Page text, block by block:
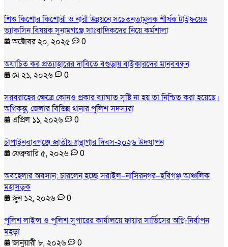
শিশু কিশোর কিশোরী ও নারী উন্নয়নে সচেতনতামূলক শীর্ষক টাইফয়েড
ভ্যাকসিন বিষয়ক সুনামগঞ্জে সাংবাদিকদের নিয়ে কর্মশালা
অক্টোবর ২০, ২০২৫
0
অযাচিত কর প্রত্যাহারের দাবিতে বগুড়ায় বাইকারদের মানববন্ধন
মে ২১, ২০২৬
0
সরবরাহের ক্ষেত্রে কোনও প্রকার ব্যাঘাত সৃষ্টি না হয় তা নিশ্চিত করা হয়েছে।
অধিকন্তু, জেলার বিভিন্ন থানার পুলিশ সদস্যরা
এপ্রিল ১১, ২০২৬
0
চাঁপাইনবাবগঞ্জে জাতীয় গ্রন্থাগার দিবস-২০২৬ উদযাপন
ফেব্রুয়ারি ৫, ২০২৬
0
অবহেলার অবসান: চারলেন হচ্ছে সরাইল–নাসিরনগর–হবিগঞ্জ আঞ্চলিক
মহাসড়ক
জুন ১২, ২০২৬
0
পুলিশ লাইন্স ও পুলিশ সুপারের কার্যালয়ে ফায়ার সার্ভিসের অগ্নি-নির্বাপন
মহড়া
জানুয়ারী ৮, ২০২৬
0